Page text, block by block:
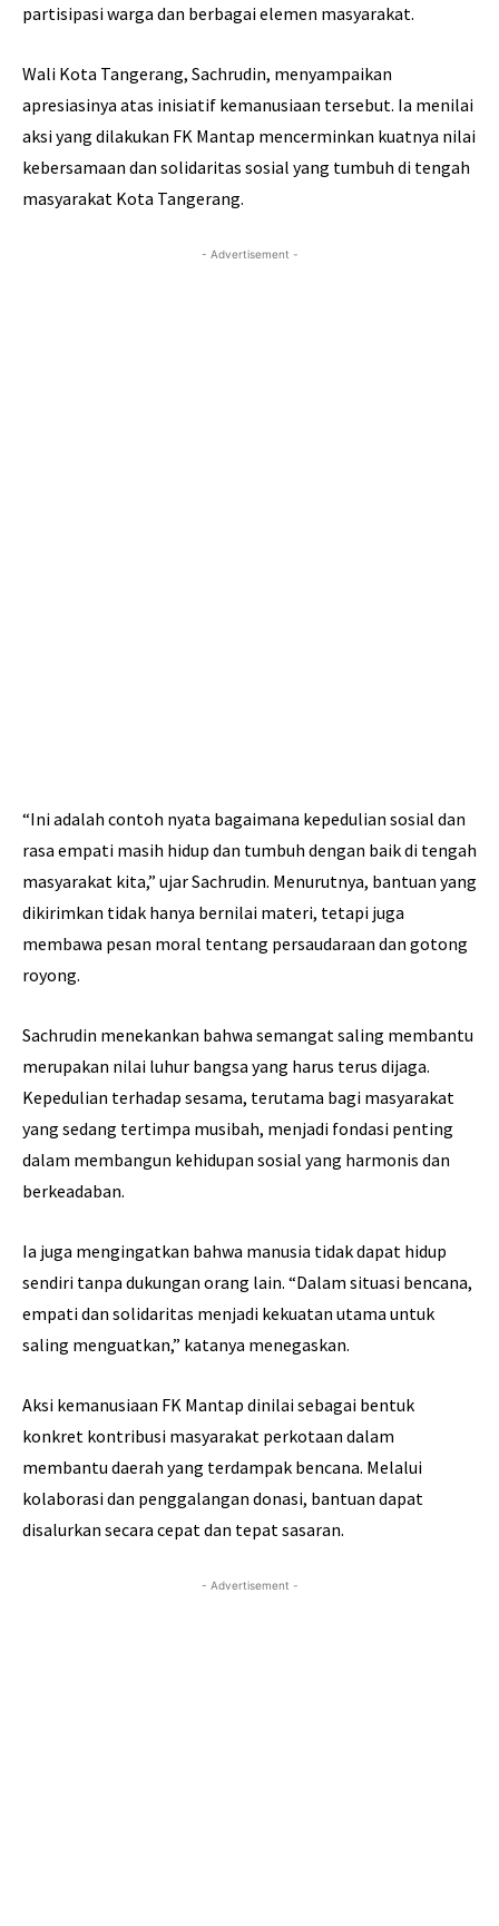
partisipasi warga dan berbagai elemen masyarakat.
Wali Kota Tangerang, Sachrudin, menyampaikan
apresiasinya atas inisiatif kemanusiaan tersebut. Ia menilai
aksi yang dilakukan FK Mantap mencerminkan kuatnya nilai
kebersamaan dan solidaritas sosial yang tumbuh di tengah
masyarakat Kota Tangerang.
- Advertisement -
“Ini adalah contoh nyata bagaimana kepedulian sosial dan
rasa empati masih hidup dan tumbuh dengan baik di tengah
masyarakat kita,” ujar Sachrudin. Menurutnya, bantuan yang
dikirimkan tidak hanya bernilai materi, tetapi juga
membawa pesan moral tentang persaudaraan dan gotong
royong.
Sachrudin menekankan bahwa semangat saling membantu
merupakan nilai luhur bangsa yang harus terus dijaga.
Kepedulian terhadap sesama, terutama bagi masyarakat
yang sedang tertimpa musibah, menjadi fondasi penting
dalam membangun kehidupan sosial yang harmonis dan
berkeadaban.
Ia juga mengingatkan bahwa manusia tidak dapat hidup
sendiri tanpa dukungan orang lain. “Dalam situasi bencana,
empati dan solidaritas menjadi kekuatan utama untuk
saling menguatkan,” katanya menegaskan.
Aksi kemanusiaan FK Mantap dinilai sebagai bentuk
konkret kontribusi masyarakat perkotaan dalam
membantu daerah yang terdampak bencana. Melalui
kolaborasi dan penggalangan donasi, bantuan dapat
disalurkan secara cepat dan tepat sasaran.
- Advertisement -